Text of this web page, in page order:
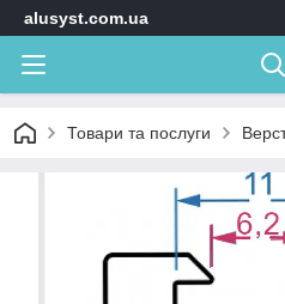
alusyst.com.ua
Товари та послуги